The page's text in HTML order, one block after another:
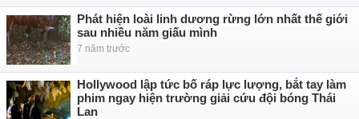
Phát hiện loài linh dương rừng lớn nhất thế giới
sau nhiều năm giấu mình
7 năm trước
Hollywood lập tức bố ráp lực lượng, bắt tay làm
phim ngay hiện trường giải cứu đội bóng Thái
Lan